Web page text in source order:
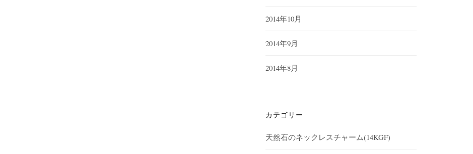
2014年10月
2014年9月
2014年8月
カテゴリー
天然石のネックレスチャーム(14KGF)